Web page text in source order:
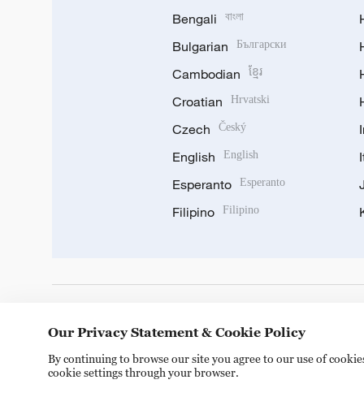
Bengali বাংলা
Bulgarian Български
Cambodian ខ្មែរ
Croatian Hrvatski
Czech Český
English English
Esperanto Esperanto
Filipino Filipino
Our Privacy Statement & Cookie Policy
By continuing to browse our site you agree to our use of
cookie settings through your browser.